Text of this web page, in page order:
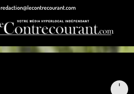
redaction@lecontrecourant.com